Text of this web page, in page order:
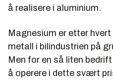
å realisere i aluminium.
Magnesium er etter
metall i bilindustrien på
Men for en så liten
å operere i dette svært